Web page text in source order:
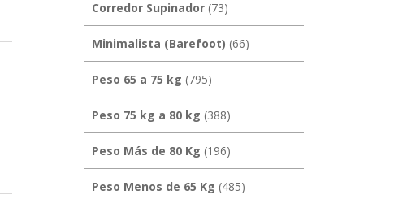
Corredor Supinador(73)
Minimalista (Barefoot) (66)
Peso 65 a 75 kg (795)
Peso 75 kg a 80 kg (388)
Peso Más de 80 Kg (196)
Peso Menos de 65 Kg (485)